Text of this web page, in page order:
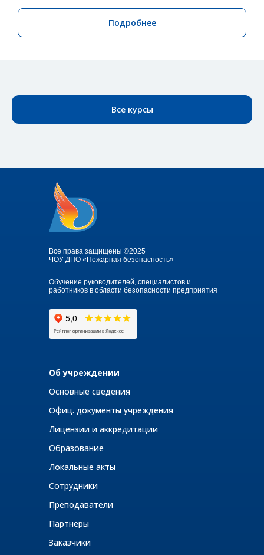
Подробнее
Все курсы
Преподаватели
Партнеры
Заказчики
Об учреждении
Основные сведения
Офиц. документы учреждения
Лицензии и аккредитации
Образование
Локальные акты
Сотрудники
Все права защищены ©2025
ЧОУ ДПО «Пожарная безопасность»
Обучение руководителей, специалистов и
работников в области безопасности предприятия